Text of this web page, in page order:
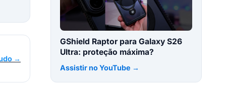
→
GShield Raptor para Galaxy S26
Ultra: proteção máxima?
Assistir no YouTube →